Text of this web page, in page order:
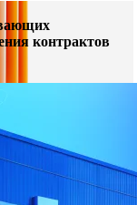
контрактов